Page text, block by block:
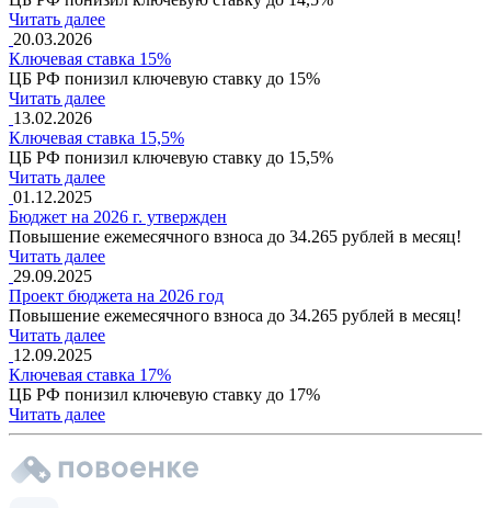
Читать далее
20.03.2026
Ключевая ставка 15%
ЦБ РФ понизил ключевую ставку до 15%
Читать далее
13.02.2026
Ключевая ставка 15,5%
ЦБ РФ понизил ключевую ставку до 15,5%
Читать далее
01.12.2025
Бюджет на 2026 г. утвержден
Повышение ежемесячного взноса до 34.265 рублей в месяц!
Читать далее
29.09.2025
Проект бюджета на 2026 год
Повышение ежемесячного взноса до 34.265 рублей в месяц!
Читать далее
12.09.2025
Ключевая ставка 17%
ЦБ РФ понизил ключевую ставку до 17%
Читать далее